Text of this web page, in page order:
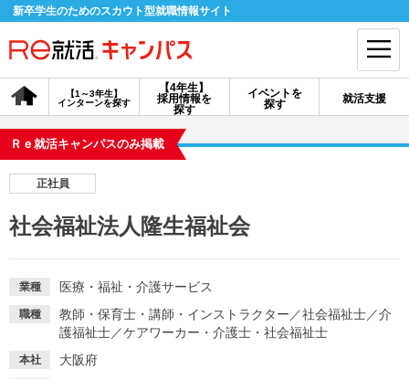
新卒学生のためのスカウト型就職情報サイト
【4年生】
採用情報を
探す
【1～3年生】
インターンを探す
イベントを
探す
就活支援
会員登録 ログイン
探す
イベントを探す スカウト お知らせ
Ｒｅ就活キャンパスのみ掲載
正社員
社会福祉法人隆生福祉会
業種 医療・福祉・介護サービス
職種 教師・保育士・講師・インストラクター ／社会福祉士／介
護福祉士／ケアワーカー・介護士・社会福祉士
本社 大阪府